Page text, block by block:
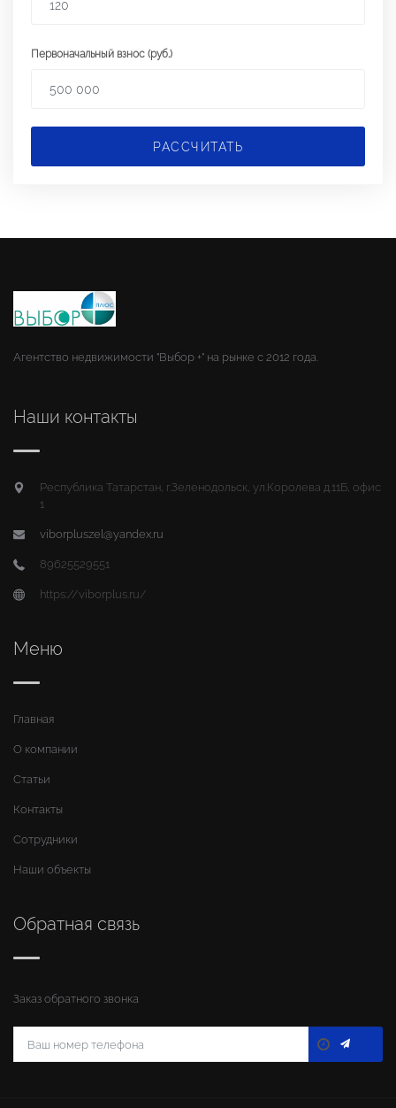
Первоначальный взнос (руб.)
РАССЧИТАТЬ
Агентство недвижимости "Выбор +" на рынке с 2012 года.
Наши контакты
Республика Татарстан, г.Зеленодольск, ул.Королева д.11Б, офис
1
viborpluszel@yandex.ru
89625529551
https://viborplus.ru/
Меню
Главная
О компании
Статьи
Контакты
Сотрудники
Наши объекты
Обратная связь
Заказ обратного звонка